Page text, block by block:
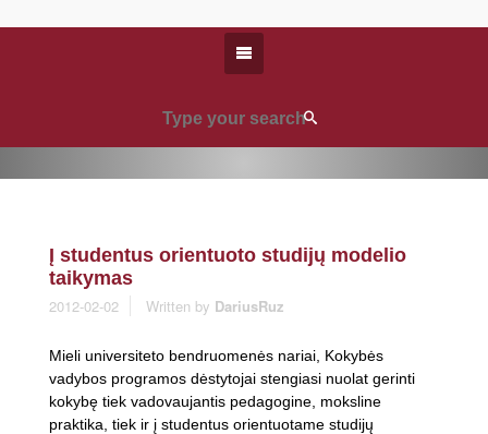
Į studentus orientuoto studijų modelio
taikymas
2012-02-02 Written by DariusRuz
Mieli universiteto bendruomenės nariai, Kokybės
vadybos programos dėstytojai stengiasi nuolat gerinti
kokybę tiek vadovaujantis pedagogine, moksline
praktika, tiek ir į studentus orientuotame studijų